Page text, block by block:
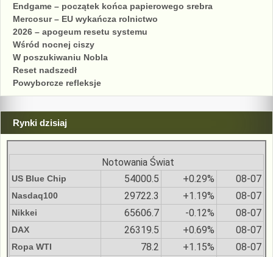
Endgame – początek końca papierowego srebra
Mercosur – EU wykańcza rolnictwo
2026 – apogeum resetu systemu
Wśród nocnej ciszy
W poszukiwaniu Nobla
Reset nadszedł
Powyborcze refleksje
Rynki dzisiaj
Notowania Świat
US Blue Chip 54000.5 +0.29% 08-07
Nasdaq100 29722.3 +1.19% 08-07
Nikkei 65606.7 -0.12% 08-07
DAX 26319.5 +0.69% 08-07
Ropa WTI 78.2 +1.15% 08-07